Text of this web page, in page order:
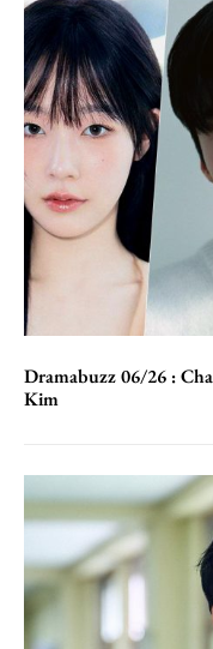
Dramabuzz 06/26 :
Kim